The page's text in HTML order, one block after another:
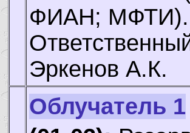
ФИАН; МФТИ).
Эркенов А.К.
Облучатель 1